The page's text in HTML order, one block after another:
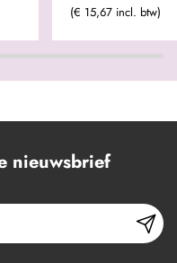
(€ 15,67 incl. btw)
nieuwsbrief